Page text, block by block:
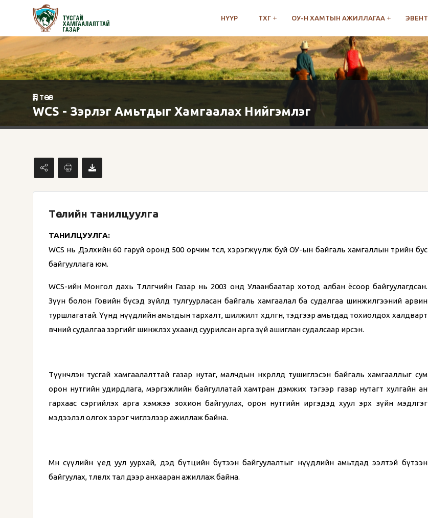
НҮҮР ТХГ ОУ-Н ХАМТЫН АЖИЛЛАГАА ЭВЕНТ
ТӨСӨЛ
WCS - Зэрлэг Амьтдыг Хамгаалах Нийгэмлэг
Төслийн танилцуулга
ТАНИЛЦУУЛГА:
WCS нь Дэлхийн 60 гаруй оронд 500 орчим төсөл, хэрэгжүүлж буй ОУ-ын байгаль хамгаллын төрийн бус
байгууллага юм.
WCS-ийн Монгол дахь Төлөөлөгчийн Газар нь 2003 онд Улаанбаатар хотод албан ёсоор байгуулагдсан.
Зүүн болон Говийн бүсэд зүйлд тулгуурласан байгаль хамгаалал ба судалгаа шинжилгээний арвин
туршлагатай. Үүнд нүүдлийн амьтдын тархалт, шилжилт хөдөлгөөн, тэдгээр амьтдад тохиолдох халдварт
өвчний судалгаа зэргийг шинжлэх ухаанд суурилсан арга зүй ашиглан судалсаар ирсэн.
Түүнчлэн тусгай хамгаалалттай газар нутаг, малчдын нөхөрлөлд тушиглэсэн байгаль хамгааллыг сум
орон нутгийн удирдлага, мэргэжлийн байгуллатай хамтран дэмжих тэгээр газар нутагт хулгайн ан
гархаас сэргийлэх арга хэмжээ зохион байгуулах, орон нутгийн иргэдэд хуул эрх зүйн мэдлгэг
мэдээлэл олгох зэрэг чиглэлээр ажиллаж байна.
Мөн сүүлийн үед уул уурхай, дэд бүтцийн бүтээн байгуулалтыг нүүдлийн амьтдад ээлтэй бүтээн
байгуулах, төлөвлөх тал дээр анхааран ажиллаж байна.